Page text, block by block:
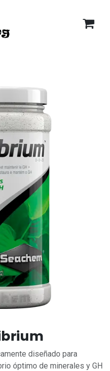
diseñado para
óptimo de minerales y GH